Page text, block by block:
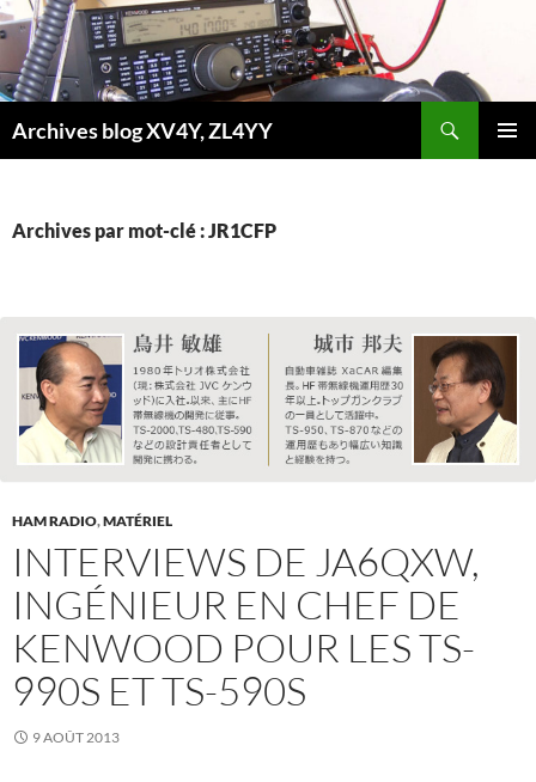
Aller
au
contenu
Archives blog XV4Y, ZL4YY
Archives par mot-clé : JR1CFP
HAM RADIO,MATÉRIEL
INTERVIEWS DE JA6QXW,
INGÉNIEUR EN CHEF DE
KENWOOD POUR LES TS-
990S ET TS-590S
9 AOÛT 2013